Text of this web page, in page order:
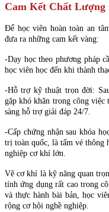
Cam Kết Chất
Để học viên hoàn toàn an
đưa ra những cam kết vàng:
-Dạy học theo phương pháp
học viên học đến khi thành
-Hỗ trợ kỹ thuật trọn đời:
gặp khó khăn trong công
sàng hỗ trợ giải đáp 24/7.
-Cấp chứng nhận sau khóa
trị toàn quốc, là tấm vé thông
nghiệp cơ khí lớn.
Vẽ cơ khí là kỹ năng quan
tính ứng dụng rất cao trong
và thực hành bài bản, học
rộng cơ hội nghề nghiệp.